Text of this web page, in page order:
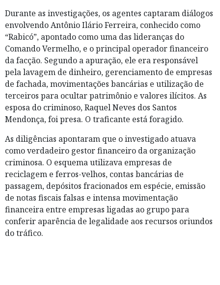
Durante as investigações, os agentes captaram diálogos
envolvendo Antônio Ilário Ferreira, conhecido como
“Rabicó”, apontado como uma das lideranças do
Comando Vermelho, e o principal operador financeiro
da facção. Segundo a apuração, ele era responsável
pela lavagem de dinheiro, gerenciamento de empresas
de fachada, movimentações bancárias e utilização de
terceiros para ocultar patrimônio e valores ilícitos. As
esposa do criminoso, Raquel Neves dos Santos
Mendonça, foi presa. O traficante está foragido.
As diligências apontaram que o investigado atuava
como verdadeiro gestor financeiro da organização
criminosa. O esquema utilizava empresas de
reciclagem e ferros-velhos, contas bancárias de
passagem, depósitos fracionados em espécie, emissão
de notas fiscais falsas e intensa movimentação
financeira entre empresas ligadas ao grupo para
conferir aparência de legalidade aos recursos oriundos
do tráfico.